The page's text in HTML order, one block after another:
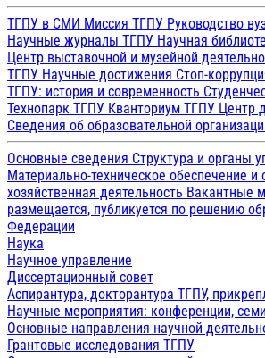
ТГПУ в СМИ Миссия ТГПУ Руководство
Научные журналы ТГПУ Научная
Центр выставочной и музейной
ТГПУ Научные достижения Стоп-
ТГПУ: история и современность
Технопарк ТГПУ Кванториум ТГПУ Центр
Сведения об образовательной
Основные сведения Структура и органы
Материально-техническое обеспечение
хозяйственная деятельность Вакантные
размещается, публикуется по решению
Федерации
Наука
Научное управление
Диссертационный совет
Аспирантура, докторантура ТГПУ,
Научные мероприятия: конференции,
Основные направления научной
Грантовые исследования ТГПУ